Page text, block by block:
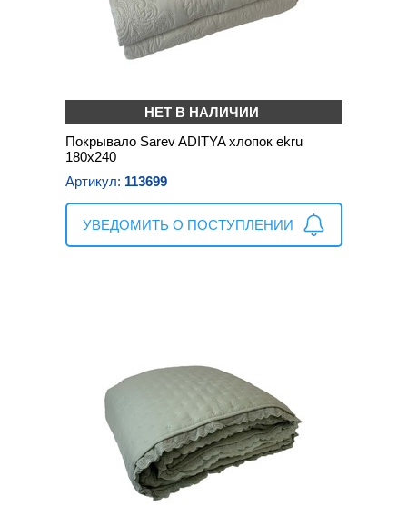
НЕТ В НАЛИЧИИ
Покрывало Sarev ADITYA хлопок ekru
180х240
Артикул: 113699
УВЕДОМИТЬ О ПОСТУПЛЕНИИ